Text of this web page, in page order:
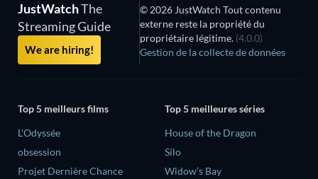
JustWatchThe
Streaming Guide
We are hiring!
© 2026 JustWatch Tout contenu
externe reste la propriété du
propriétaire légitime. (4.0.0)
Gestion de la collecte de données
Top 5 meilleurs films
L'Odyssée
obsession
Projet Dernière Chance
Top 5 meilleures séries
House of the Dragon
Silo
Widow’s Bay